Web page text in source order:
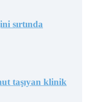
sırtında
taşıyan klinik